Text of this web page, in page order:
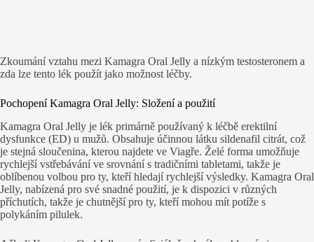
Zkoumání vztahu mezi Kamagra Oral Jelly a nízkým testosteronem a
zda lze tento lék použít jako možnost léčby.
Pochopení Kamagra Oral Jelly: Složení a použití
Kamagra Oral Jelly je lék primárně používaný k léčbě erektilní
dysfunkce (ED) u mužů. Obsahuje účinnou látku sildenafil citrát, což
je stejná sloučenina, kterou najdete ve Viagře. Želé forma umožňuje
rychlejší vstřebávání ve srovnání s tradičními tabletami, takže je
oblíbenou volbou pro ty, kteří hledají rychlejší výsledky. Kamagra Oral
Jelly, nabízená pro své snadné použití, je k dispozici v různých
příchutích, takže je chutnější pro ty, kteří mohou mít potíže s
polykáním pilulek.